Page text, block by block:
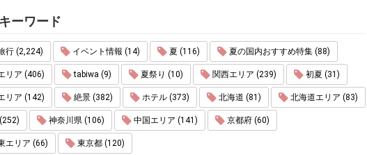
ーワード
行 (2,224) イベント情報 (14) 夏 (116) 夏の国内おすすめ特集 (88)
リア (406) tabiwa (9) 夏祭り (10) 関西エリア (239) 初夏 (31)
リア (142) 絶景 (382) ホテル (373) 北海道 (81) 北海道エリア (83)
神奈川県 (106) 中国エリア (141) 京都府 (60)
エリア (66) 東京都 (120)